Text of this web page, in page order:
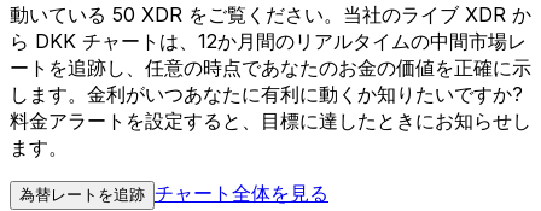
動いている 50 XDR をご覧ください。当社のライブ XDR か
ら DKK チャートは、12か月間のリアルタイムの中間市場レ
ートを追跡し、任意の時点であなたのお金の価値を正確に示
します。金利がいつあなたに有利に動くか知りたいですか?
料金アラートを設定すると、目標に達したときにお知らせし
ます。
為替レートを追跡 チャート全体を見る